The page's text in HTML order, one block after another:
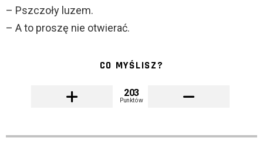
– Pszczoły luzem.
– A to proszę nie otwierać.
CO MYŚLISZ?
203
Punktów